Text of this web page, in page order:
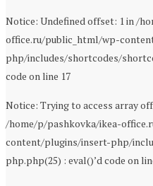
Notice: Undefined offset: 1 in /
office.ru/public_html/wp-
php/includes/shortcodes/
code on line 17
Notice: Trying to access array
/home/p/pashkovka/ikea-
content/plugins/insert-php/
php.php(25) : eval()’d code on